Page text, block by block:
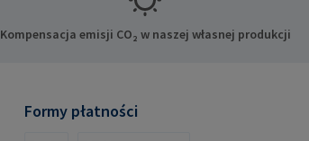
Kompensacja emisji CO₂ w naszej własnej produkcji
Formy płatności